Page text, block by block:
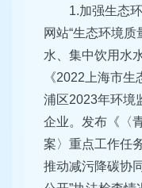
1.加强生态
网站“生态环境
水、集中饮用水
《2022上海市
浦区2023年环境
企业。发布《〈
案〉重点工作任
推动减污降碳协